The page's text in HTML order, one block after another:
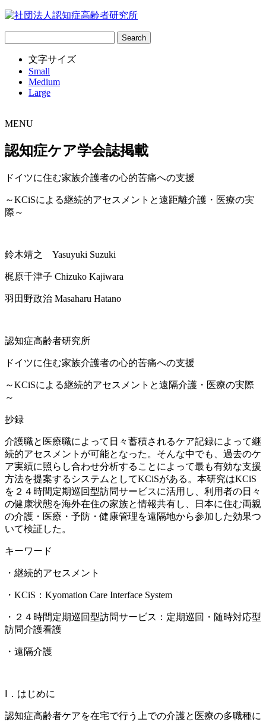
文字サイズ
Small
Medium
Large
MENU
認知症ケア学会誌掲載
ドイツに住む家族介護者の心的苦痛への支援
～KCiSによる継続的アセスメントと遠距離介護・医療の実
際～
鈴木靖之 Yasuyuki Suzuki
梶原千津子 Chizuko Kajiwara
羽田野政治 Masaharu Hatano
認知症高齢者研究所
ドイツに住む家族介護者の心的苦痛への支援
～KCiSによる継続的アセスメントと遠隔介護・医療の実際
～
抄録
介護職と医療職によって日々蓄積されるケア記録によって継
続的アセスメントが可能となった。そんな中でも、過去のケ
ア実績に照らし合わせ分析することによって最も有効な支援
方法を提案するシステムとしてKCiSがある。本研究はKCiS
を２４時間定期巡回型訪問サービスに活用し、利用者の日々
の健康状態を海外在住の家族と情報共有し、日本に住む両親
の介護・医療・予防・健康管理を遠隔地から参加した効果つ
いて検証した。
キーワード
・継続的アセスメント
・KCiS：Kyomation Care Interface System
・２４時間定期巡回型訪問サービス：定期巡回・随時対応型
訪問介護看護
・遠隔介護
Ⅰ．はじめに
認知症高齢者ケアを在宅で行う上での介護と医療の多職種に